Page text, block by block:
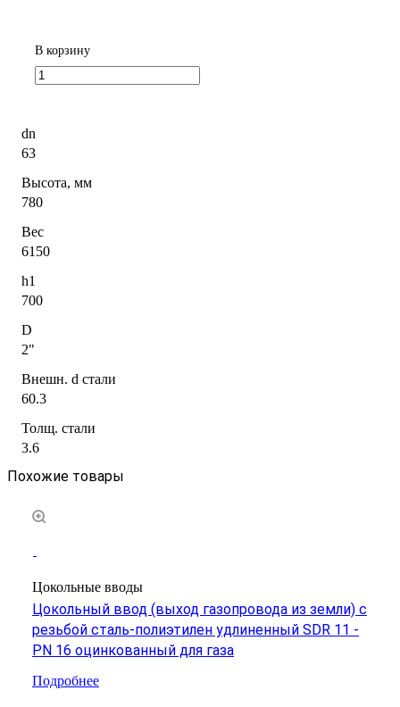
В корзину
dn
63
Высота, мм
780
Вес
6150
h1
700
D
2"
Внешн. d стали
60.3
Толщ. стали
3.6
Похожие товары
Цокольные вводы
Цокольный ввод (выход газопровода из земли) с
резьбой сталь-полиэтилен удлиненный SDR 11 -
PN 16 оцинкованный для газа
Подробнее